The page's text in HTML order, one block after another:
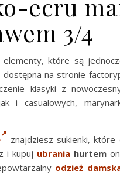
ecru
3/4
które są
na stronie
klasyki z
i casualowych,
znajdziesz sukienki,
i kupuj ubrania hurtem
odzież